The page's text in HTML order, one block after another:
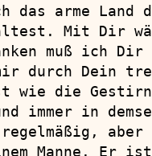
das arme
Mit Dir
muß ich
durch Dein
wie die
immer in
Manne. Er